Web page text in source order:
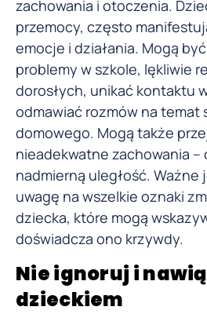
zachowania i otoczenia.
przemocy, często
emocje i działania. Mogą
problemy w szkole, lękliwie
dorosłych, unikać kontaktu
odmawiać rozmów na temat
domowego. Mogą także
nieadekwatne zachowania –
nadmierną uległość. Ważne
uwagę na wszelkie oznaki
dziecka, które mogą
doświadcza ono krzywdy.
Nie ignoruj i
dzieckiem